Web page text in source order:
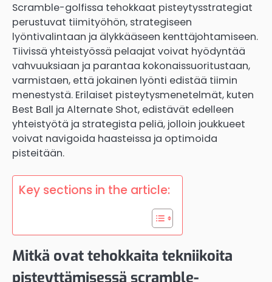
Scramble-golfissa tehokkaat pisteytysstrategiat
perustuvat tiimityöhön, strategiseen
lyöntivalintaan ja älykkääseen kenttäjohtamiseen.
Tiivissä yhteistyössä pelaajat voivat hyödyntää
vahvuuksiaan ja parantaa kokonaissuoritustaan,
varmistaen, että jokainen lyönti edistää tiimin
menestystä. Erilaiset pisteytysmenetelmät, kuten
Best Ball ja Alternate Shot, edistävät edelleen
yhteistyötä ja strategista peliä, jolloin joukkueet
voivat navigoida haasteissa ja optimoida
pisteitään.
Key sections in the article:
Mitkä ovat tehokkaita tekniikoita
pisteyttämisessä scramble-